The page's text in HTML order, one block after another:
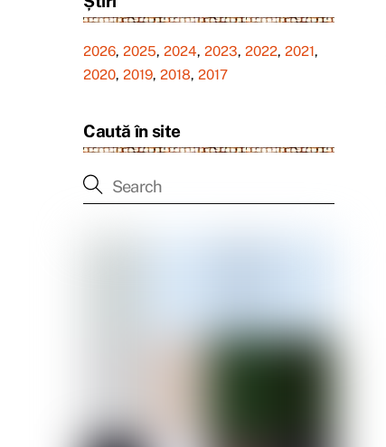
2026, 2025, 2024, 2023, 2022, 2021,
2020, 2019, 2018, 2017
Caută în site